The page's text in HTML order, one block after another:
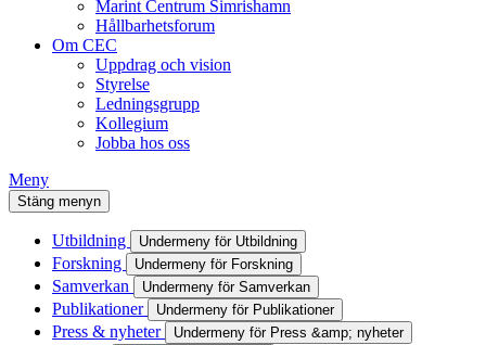
Marint Centrum Simrishamn
Hållbarhetsforum
Om CEC
Uppdrag och vision
Styrelse
Ledningsgrupp
Kollegium
Jobba hos oss
Meny
Stäng menyn
Utbildning Undermeny för Utbildning
Forskning Undermeny för Forskning
Samverkan Undermeny för Samverkan
Publikationer Undermeny för Publikationer
Press & nyheter Undermeny för Press &amp; nyheter